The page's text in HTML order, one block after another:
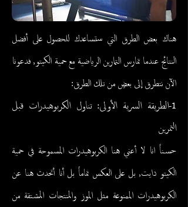
هناك بعض الطرق التي ستساعدك للحصول على أفضل
النتائج عندما تمارس التمارين الرياضية مع حمية الكيتو, فدعونا
الآن نتطرق إلى بعضٍ من تلك الطرق:
1-الطريقة السرية الأولى: تناول الكربوهيدرات قبل
التمرين
حسناً انا لا أعني هنا الكربوهيدرات المسموحة في حمية
الكيتو دايت, بل على العكس تماماً بل أنا أتحدث هنا عن
الكربوهيدرات الممنوعة مثل الموز والمنتجات المشتقة من